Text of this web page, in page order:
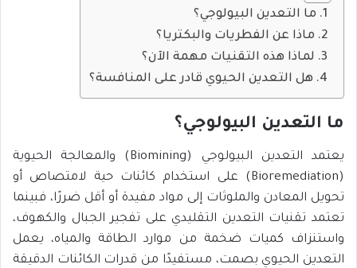
ما التعدين البيولوجي؟
ماذا عن الفطريات والبكتريا؟
لماذا هذه التقنيات مهمة الآن؟
هل التعدين الحيوي قادر على المنافسة؟
ما التعدين البيولوجي؟
يعتمد التعدين البيولوجي (Biomining) والمعالجة الحيوية
(Bioremediation) على استخدام كائنات حية لامتصاص أو
تحويل المعادن والملوثات إلى مواد مفيدة أو أقل ضررًا، فبينما
تعتمد تقنيات التعدين التقليدي على تفجير الجبال والكهوف،
واستنزاف كميات ضخمة من موارد الطاقة والمياه، يعمل
التعدين الحيوي بصمت، مستفيدًا من قدرات الكائنات الدقيقة